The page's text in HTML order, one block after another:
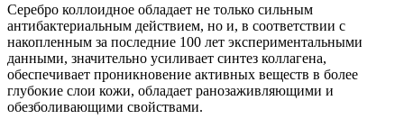
Серебро коллоидное обладает не только сильным
антибактериальным действием, но и, в соответствии с
накопленным за последние 100 лет экспериментальными
данными, значительно усиливает синтез коллагена,
обеспечивает проникновение активных веществ в более
глубокие слои кожи, обладает ранозаживляющими и
обезболивающими свойствами.